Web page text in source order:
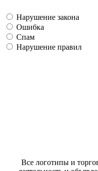
Нарушение закона
Ошибка
Спам
Нарушение правил
Все логотипы и